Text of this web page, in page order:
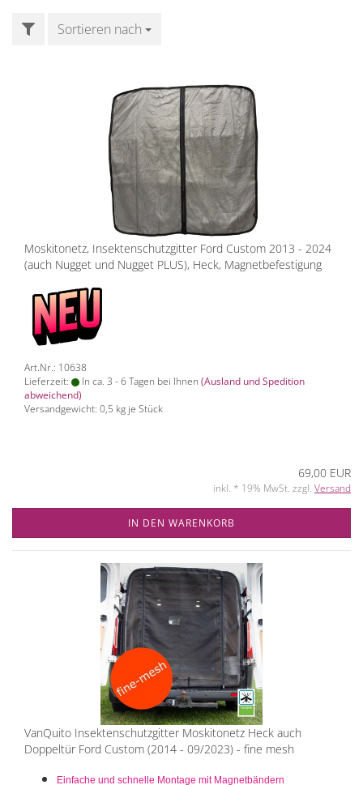
FILTERSortieren nach
Sortieren nach
Moskitonetz, Insektenschutzgitter Ford Custom 2013 - 2024
(auch Nugget und Nugget PLUS), Heck, Magnetbefestigung
Art.Nr.: 10638
Lieferzeit:
In ca. 3 - 6 Tagen bei Ihnen (Ausland und Spedition
abweichend)
Versandgewicht: 0,5 kg je Stück
69,00 EUR
inkl. * 19% MwSt. zzgl. Versand
IN DEN WARENKORB
VanQuito Insektenschutzgitter Moskitonetz Heck auch
Doppeltür Ford Custom (2014 - 09/2023) - fine mesh
Einfache und schnelle Montage mit Magnetbändern